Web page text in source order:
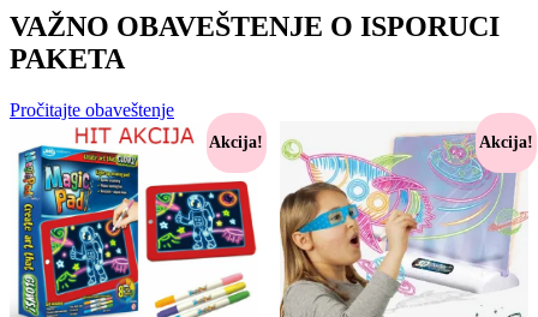
VAŽNO OBAVEŠTENJE O ISPORUCI
PAKETA
Pročitajte obaveštenje
Akcija! Akcija!